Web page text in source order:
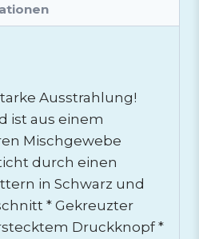
Ausstrahlung!
ist aus einem
Mischgewebe
durch einen
in Schwarz und
* Gekreuzter
Druckknopf *